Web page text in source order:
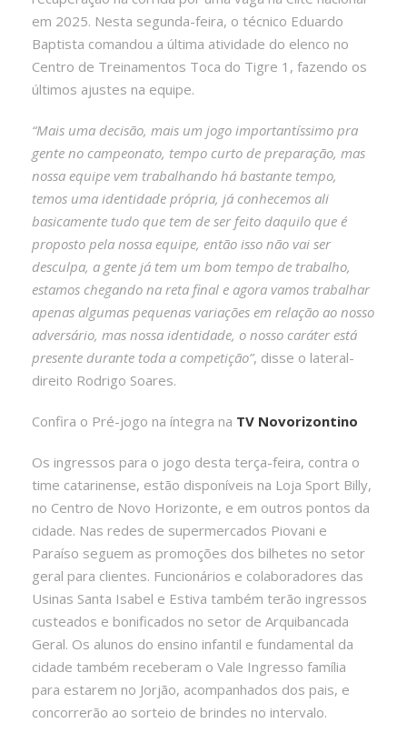
em 2025. Nesta segunda-feira, o técnico Eduardo
Baptista comandou a última atividade do elenco no
Centro de Treinamentos Toca do Tigre 1, fazendo os
últimos ajustes na equipe.
“Mais uma decisão, mais um jogo importantíssimo pra
gente no campeonato, tempo curto de preparação, mas
nossa equipe vem trabalhando há bastante tempo,
temos uma identidade própria, já conhecemos ali
basicamente tudo que tem de ser feito daquilo que é
proposto pela nossa equipe, então isso não vai ser
desculpa, a gente já tem um bom tempo de trabalho,
estamos chegando na reta final e agora vamos trabalhar
apenas algumas pequenas variações em relação ao nosso
adversário, mas nossa identidade, o nosso caráter está
presente durante toda a competição”, disse o lateral-
direito Rodrigo Soares.
Confira o Pré-jogo na íntegra na TV Novorizontino
Os ingressos para o jogo desta terça-feira, contra o
time catarinense, estão disponíveis na Loja Sport Billy,
no Centro de Novo Horizonte, e em outros pontos da
cidade. Nas redes de supermercados Piovani e
Paraíso seguem as promoções dos bilhetes no setor
geral para clientes. Funcionários e colaboradores das
Usinas Santa Isabel e Estiva também terão ingressos
custeados e bonificados no setor de Arquibancada
Geral. Os alunos do ensino infantil e fundamental da
cidade também receberam o Vale Ingresso família
para estarem no Jorjão, acompanhados dos pais, e
concorrerão ao sorteio de brindes no intervalo.